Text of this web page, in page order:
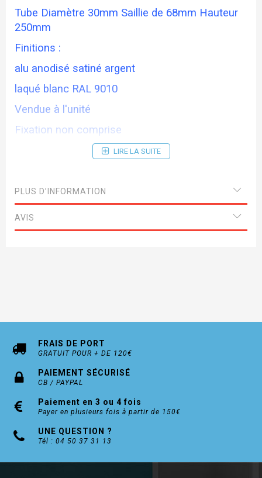
Tube Diamètre 30mm Saillie de 68mm Hauteur
250mm
Finitions :
alu anodisé satiné argent
laqué blanc RAL 9010
Vendue à l'unité
Fixation non comprise
LIRE LA SUITE
PLUS D’INFORMATION
AVIS
FRAIS DE PORT
GRATUIT POUR + DE 120€
PAIEMENT SÉCURISÉ
CB / PAYPAL
Paiement en 3 ou 4 fois
Payer en plusieurs fois à partir de 150€
UNE QUESTION ?
Tél : 04 50 37 31 13